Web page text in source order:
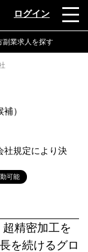
ログイン
副業求人を探す
）
社規定により決
可能
精密加工を
を続けるグロ